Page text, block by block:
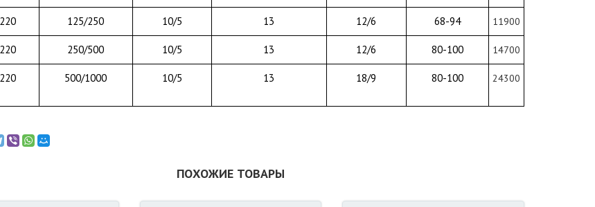
220 125/250 10/5 13 12/6 68-94 11900
220 250/500 10/5 13 12/6 80-100 14700
220 500/1000 10/5 13 18/9 80-100 24300
ПОХОЖИЕ ТОВАРЫ